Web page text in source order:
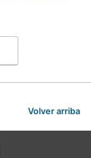
Volver arriba